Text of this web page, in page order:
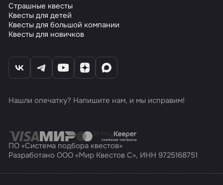
Страшные квесты
Квесты для детей
Квесты для большой компании
Квесты для новичков
Нашли опечатку? Напишите нам, и мы исправим!
ПО «Система подбора квестов»
Разработано ООО «Мир Квестов С», ИНН 9725168751